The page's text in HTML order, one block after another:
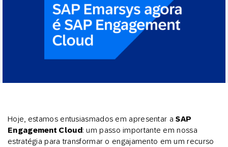
Hoje, estamos entusiasmados em apresentar aSAP
Engagement Cloud: um passo importante em nossa
estratégia para transformar o engajamento em um recurso